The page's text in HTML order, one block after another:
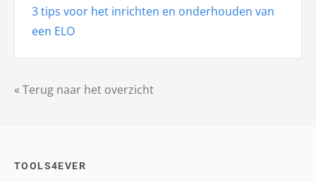
« Terug naar het overzicht
3 tips voor het inrichten en onderhouden van
een ELO
TOOLS4EVER